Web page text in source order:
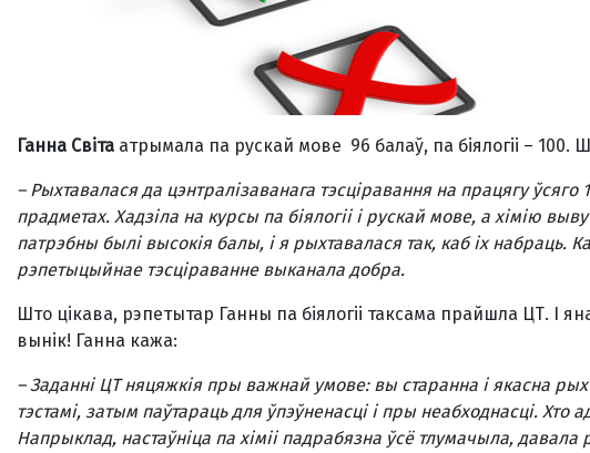
Ганна Світа атрымала па рускай мове 96 балаў, па біялогіі – 100.
– Рыхтавалася да цэнтралi­заванага тэсцiравання на працягу
прадметах. Хадзіла на курсы па біялогіі і рускай мове, а хімію
патрэбны былі высокія балы, і я рыхтавалася так, каб іх
рэпетыцыйнае тэсціраванне выканала добра.
Што цікава, рэпетытар Ганны па біялогіі таксама прайшла ЦТ. І
вынік! Ганна кажа:
–Заданні ЦТ няцяжкія пры важнай умове: вы старанна і якасна
тэстамі, затым паўтараць для ўпэўненасці і пры неабходнасці.
Напрыклад, настаўніца па хіміі падрабязна ўсё тлумачыла,